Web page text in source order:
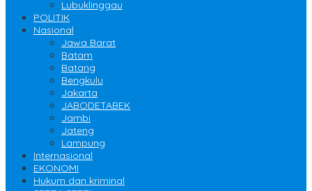
Lubuklinggau
POLITIK
Nasional
Jawa Barat
Batam
Batang
Bengkulu
Jakarta
JABODETABEK
Jambi
Jateng
Lampung
Internasional
EKONOMI
Hukum dan kriminal